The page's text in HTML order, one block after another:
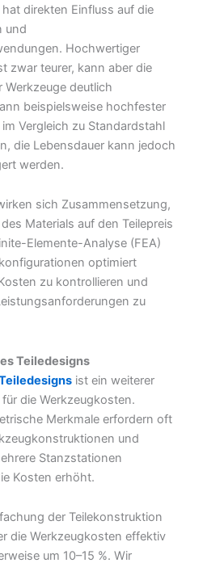
direkten Einfluss auf die
und
Hochwertiger
zwar teurer, kann aber die
Werkzeuge deutlich
beispielsweise hochfester
Vergleich zu Standardstahl
die Lebensdauer kann jedoch
werden.
sich Zusammensetzung,
Materials auf den Teilepreis
Elemente-Analyse (FEA)
optimiert
zu kontrollieren und
zu
Teiledesigns
ist ein weiterer
die Werkzeugkosten.
Merkmale erfordern oft
und
Stanzstationen
Kosten erhöht.
der Teilekonstruktion
die Werkzeugkosten effektiv
um 10–15 %. Wir